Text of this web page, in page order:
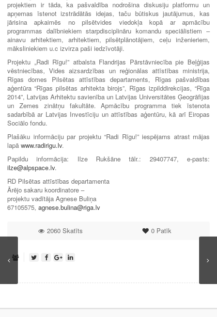
projektiem ir tāda, ka pašvaldība nodrošina diskusiju platformu un
apņemas īstenot izstrādātās idejas, taču būtiskus jautājumus, kas
jārisina apkaimēs no pilsētvides viedokļa kopā ar apmācību
programmas dalībniekiem starpdisciplināru komandu speciālistiem –
ainavu arhitektiem, arhitektiem, pilsētplānotājiem, ceļu inženieriem,
māksliniekiem u.c izvirza paši iedzīvotāji.
Projektu „Radi Rīgu!” atbalsta Flandrijas Pārstāvniecība pie Beļģijas
vēstniecības, Vides aizsardzības un reģionālas attīstības ministrija,
Rīgas domes Pilsētas attīstības departaments, Rīgas pašvaldības
aģentūra “Rīgas pilsētas arhitekta birojs”, Rīgas izpilddirekcijas, “Rīga
2014”, Latvijas Arhitektu savienība un Latvijas Universitātes Ģeogrāfijas
un Zemes zinātņu fakultāte. Apmācību programma tiek īstenota
sadarbībā ar Latvijas Investīciju un attīstības aģentūru, kā arī Eiropas
Sociālo fondu.
Plašāku informāciju par projektu “Radi Rīgu!” iespējams atrast mājas
lapā www.radirigu.lv.
Papildu informācija: Ilze Rukšāne tālr.: 29407747, e-pasts:
ilze@alpspace.lv.
RD Pilsētas attīstības departamenta
Ārējo sakaru koordinatore –
projektu vadītāja Agnese Buliņa
67105575, agnese.bulina@riga.lv
0Patīk
2060 Skatīts